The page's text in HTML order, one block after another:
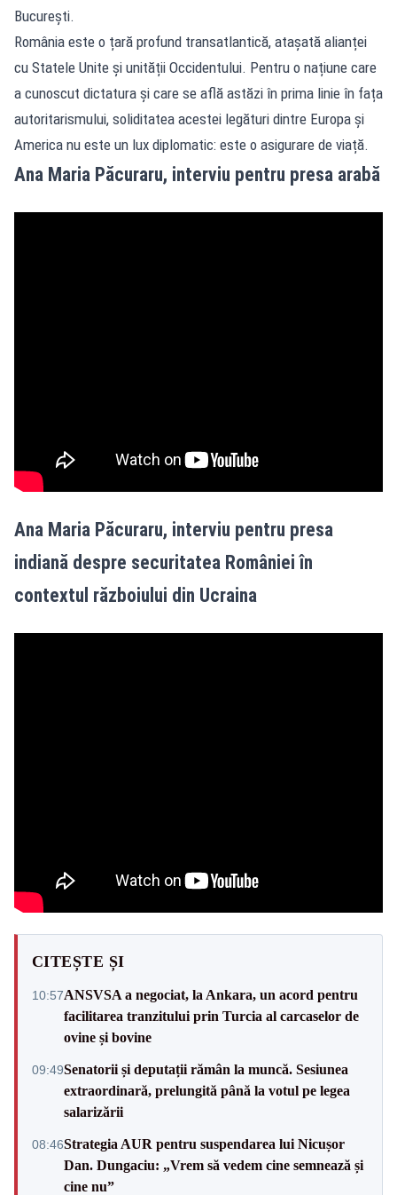
București.
România este o țară profund transatlantică, atașată alianței
cu Statele Unite și unității Occidentului. Pentru o națiune care
a cunoscut dictatura și care se află astăzi în prima linie în fața
autoritarismului, soliditatea acestei legături dintre Europa și
America nu este un lux diplomatic: este o asigurare de viață.
Ana Maria Păcuraru, interviu pentru presa arabă
Ana Maria Păcuraru, interviu pentru presa
indiană despre securitatea României în
contextul războiului din Ucraina
CITEȘTE ȘI
10:57ANSVSA a negociat, la Ankara, un acord pentru
facilitarea tranzitului prin Turcia al carcaselor de
ovine și bovine
09:49Senatorii și deputații rămân la muncă. Sesiunea
extraordinară, prelungită până la votul pe legea
salarizării
08:46Strategia AUR pentru suspendarea lui Nicușor
Dan. Dungaciu: „Vrem să vedem cine semnează și
cine nu”